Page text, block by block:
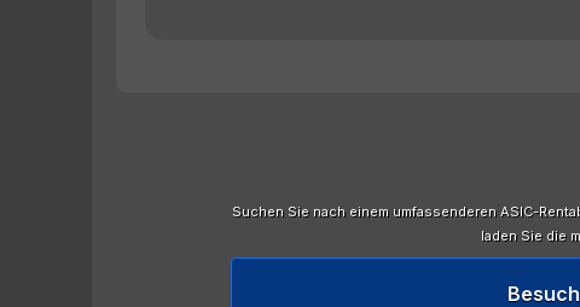
Suchen Sie nach einem umfassenderen ASIC-
laden Sie die